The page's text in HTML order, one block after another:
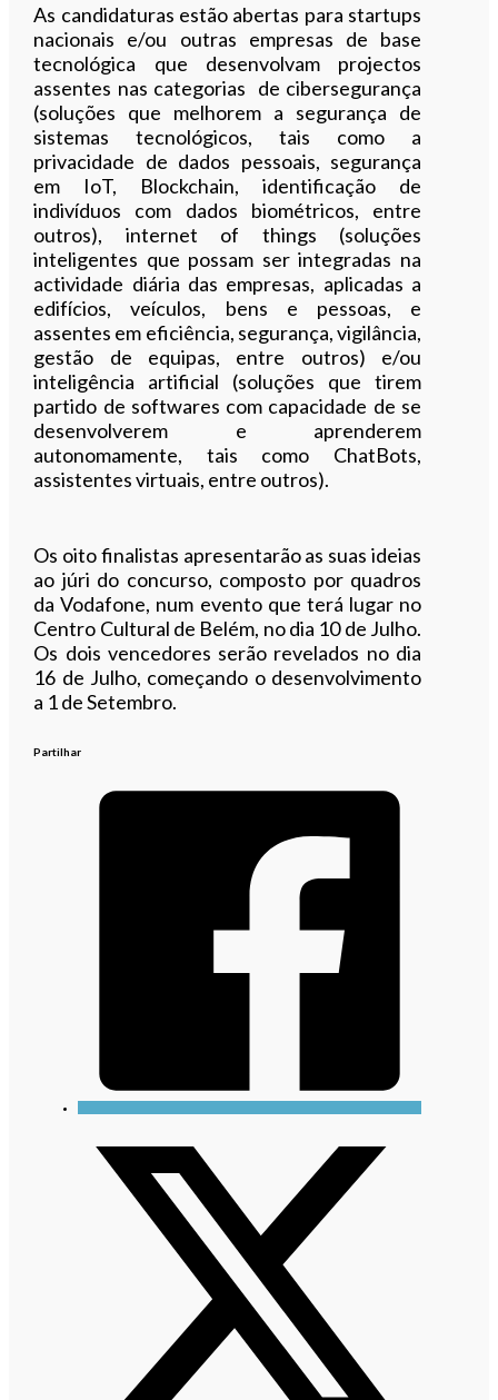
As candidaturas estão abertas para startups
nacionais e/ou outras empresas de base
tecnológica que desenvolvam projectos
assentes nas categorias de cibersegurança
(soluções que melhorem a segurança de
sistemas tecnológicos, tais como a
privacidade de dados pessoais, segurança
em IoT, Blockchain, identificação de
indivíduos com dados biométricos, entre
outros), internet of things (soluções
inteligentes que possam ser integradas na
actividade diária das empresas, aplicadas a
edifícios, veículos, bens e pessoas, e
assentes em eficiência, segurança, vigilância,
gestão de equipas, entre outros) e/ou
inteligência artificial (soluções que tirem
partido de softwares com capacidade de se
desenvolverem e aprenderem
autonomamente, tais como ChatBots,
assistentes virtuais, entre outros).
Os oito finalistas apresentarão as suas ideias
ao júri do concurso, composto por quadros
da Vodafone, num evento que terá lugar no
Centro Cultural de Belém, no dia 10 de Julho.
Os dois vencedores serão revelados no dia
16 de Julho, começando o desenvolvimento
a 1 de Setembro.
Partilhar